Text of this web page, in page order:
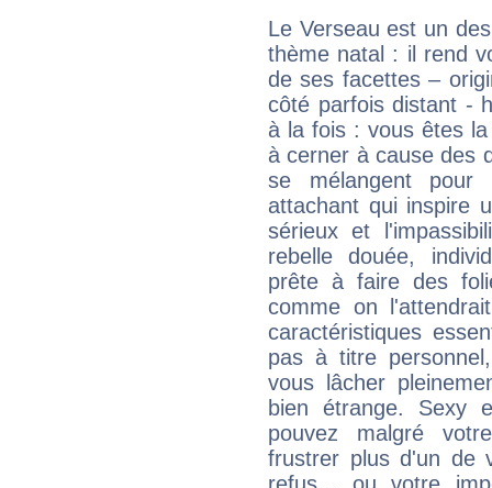
Le Verseau est un
thème natal : il rend
de ses facettes –
côté parfois distant -
à la fois : vous êtes
à cerner à cause des
se mélangent
attachant qui inspire
sérieux et
rebelle douée,
prête à faire des
comme on
caractéristiques
pas à titre
vous lâcher
bien étrange. Sexy
pouvez malgré
frustrer plus d'un de